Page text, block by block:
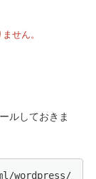
せん。
ルしておきま
wordpress/